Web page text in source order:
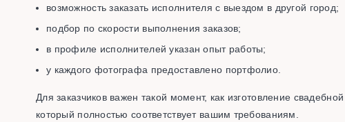
возможность заказать исполнителя с выездом в другой город;
подбор по скорости выполнения заказов;
в профиле исполнителей указан опыт работы;
у каждого фотографа предоставлено портфолио.
Для заказчиков важен такой момент, как изготовление
который полностью соответствует вашим требованиям.